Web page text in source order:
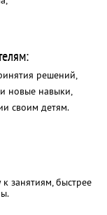
решений,
новые навыки,
своим детям.
занятиям, быстрее